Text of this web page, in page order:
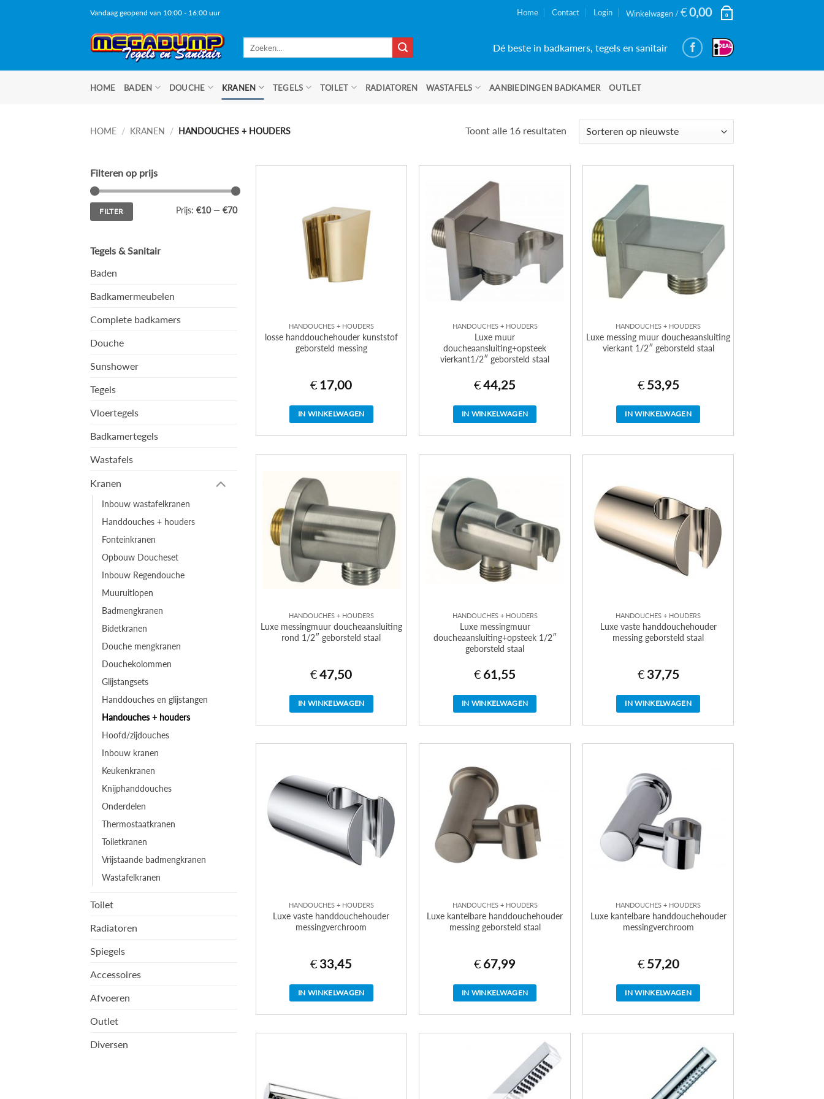
Vandaag geopend van 10:00 - 16:00 uur Home Contact Login Winkelwagen /€0,00 0
Dé beste in badkamers, tegels en sanitair
HOME BADEN DOUCHE KRANEN TEGELS TOILET RADIATOREN WASTAFELS AANBIEDINGEN BADKAMER OUTLET
HOME / KRANEN / HANDOUCHES + HOUDERS Toont alle 16 resultatenGesorteerd
Filteren op prijs
Min.
prijs
Max.
prijsFILTER Prijs: €10— €70
Tegels & Sanitair
Baden
Badkamermeubelen
Complete badkamers
Douche
Sunshower
Tegels
Vloertegels
Badkamertegels
Wastafels
Kranen
Inbouw wastafelkranen
Handdouches + houders
Fonteinkranen
Opbouw Doucheset
Inbouw Regendouche
Muuruitlopen
Badmengkranen
Bidetkranen
Douche mengkranen
Douchekolommen
Glijstangsets
Handdouches en glijstangen
Handouches + houders
Hoofd/zijdouches
Inbouw kranen
Keukenkranen
Knijphanddouches
Onderdelen
Thermostaatkranen
Toiletkranen
Vrijstaande badmengkranen
Wastafelkranen
Toilet
Radiatoren
Spiegels
Accessoires
Afvoeren
Outlet
Diversen
HANDOUCHES + HOUDERS
losse handdouchehouder kunststof
geborsteld messing
€ 17,00
IN WINKELWAGEN
HANDOUCHES + HOUDERS
Luxe muur
doucheaansluiting+opsteek
vierkant1/2″ geborsteld staal
€44,25
IN WINKELWAGEN
HANDOUCHES + HOUDERS
Luxe messing muur doucheaansluiting
vierkant 1/2″ geborsteld staal
€ 53,95
IN WINKELWAGEN
HANDOUCHES + HOUDERS
Luxe messingmuur doucheaansluiting
rond 1/2″ geborsteld staal
€47,50
IN WINKELWAGEN
HANDOUCHES + HOUDERS
Luxe messingmuur
doucheaansluiting+opsteek 1/2″
geborsteld staal
€ 61,55
IN WINKELWAGEN
HANDOUCHES + HOUDERS
Luxe vaste handdouchehouder
messing geborsteld staal
€ 37,75
IN WINKELWAGEN
HANDOUCHES + HOUDERS
Luxe vaste handdouchehouder
messingverchroom
€ 33,45
IN WINKELWAGEN
HANDOUCHES + HOUDERS
Luxe kantelbare handdouchehouder
messing geborsteld staal
€ 67,99
IN WINKELWAGEN
HANDOUCHES + HOUDERS
Luxe kantelbare handdouchehouder
messingverchroom
€ 57,20
IN WINKELWAGEN